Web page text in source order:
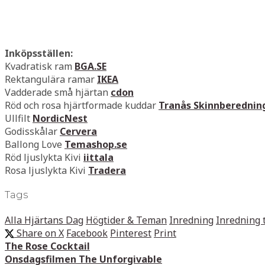
Inköpsställen:
Kvadratisk ram BGA.SE
Rektangulära ramar IKEA
Vadderade små hjärtan cdon
Röd och rosa hjärtformade kuddar Tranås
Ullfilt NordicNest
Godisskålar Cervera
Ballong Love Temashop.se
Röd ljuslykta Kivi iittala
Rosa ljuslykta Kivi Tradera
Tags
Alla Hjärtans Dag Högtider & Teman Inredning Inredning
Share on X Facebook Pinterest Print
The Rose Cocktail
Onsdagsfilmen The Unforgivable